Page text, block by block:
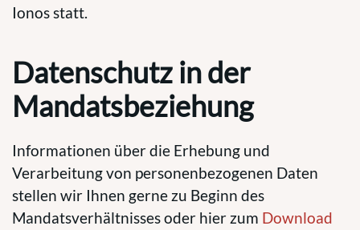
Ionos statt.
Datenschutz in der
Mandatsbeziehung
Informationen über die Erhebung und
Verarbeitung von personenbezogenen Daten
stellen wir Ihnen gerne zu Beginn des
Mandatsverhältnisses oder hier zum Download